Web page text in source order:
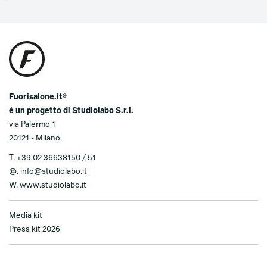
Fuorisalone.it®
è un progetto di Studiolabo S.r.l.
via Palermo 1
20121 - Milano
T. +39 02 36638150 / 51
@. info@studiolabo.it
W. www.studiolabo.it
Media kit
Press kit 2026